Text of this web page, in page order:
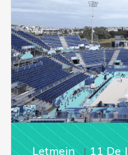
Letmein 11 De